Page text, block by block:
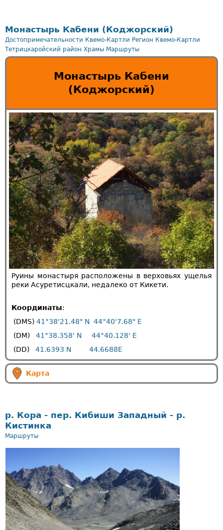
Монастырь Кабени (Коджорский)
Достопримечательности Квемо-Картли Регион Квемо-Картли
Тетрицкаройский район Храмы Маршруты
Монастырь Кабени
(Коджорский)
Руины монастыря расположены в верховьях ущелья
реки Асуретисцкали, недалеко от Кикети.
Координаты:
(DMS) 41°38'21.48" N 44°40'7.68" E
(DM) 41°38.358' N
44°40.128' E
(DD) 41.6393 N 44.6688E
Карта
р. Кора - пер. Кибиши Западный - р.
Кистинка
Маршруты